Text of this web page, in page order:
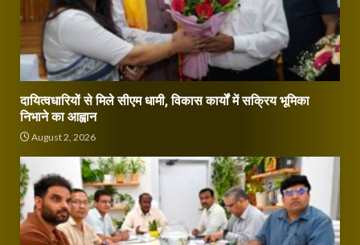
दायित्वधारियों से मिले सीएम धामी, विकास कार्यों में सक्रिय भूमिका
निभाने का आह्वान
August 2, 2026